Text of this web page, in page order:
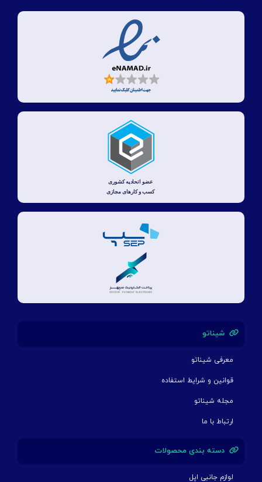
شیناتو
معرفی شیناتو
قوانین و شرایط استفاده
مجله شیناتو
ارتباط با ما
دسته بندی محصولات
لوازم جانبی اپل